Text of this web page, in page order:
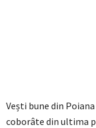
Vești bune din
coborâte din ultima